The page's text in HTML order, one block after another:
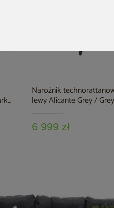
Narożnik
lewy Alicante Grey / Grey
6 999 zł